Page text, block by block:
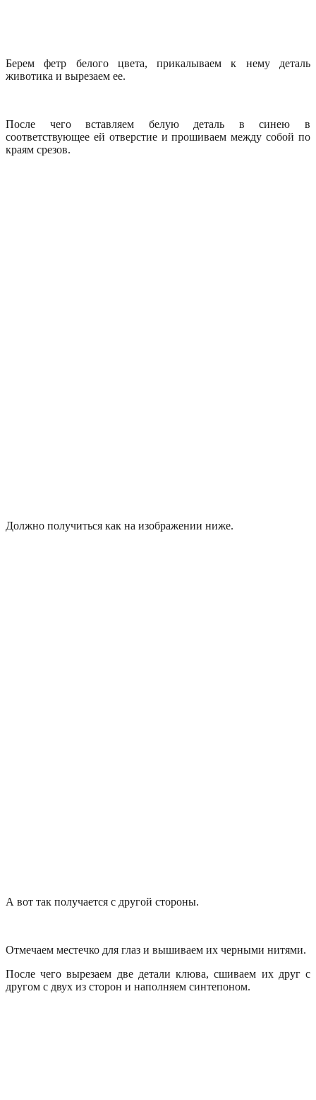
Берем фетр белого цвета, прикалываем к нему деталь
животика и вырезаем ее.
После чего вставляем белую деталь в синею в
соответствующее ей отверстие и прошиваем между собой по
краям срезов.
Должно получиться как на изображении ниже.
А вот так получается с другой стороны.
Отмечаем местечко для глаз и вышиваем их черными нитями.
После чего вырезаем две детали клюва, сшиваем их друг с
другом с двух из сторон и наполняем синтепоном.